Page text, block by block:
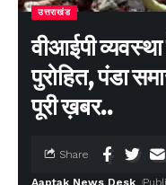
उत्तराखंड
वीआईपी
पुरोहित, पंडा
पूरी ख़बर..
Aaptak News Desk
Share